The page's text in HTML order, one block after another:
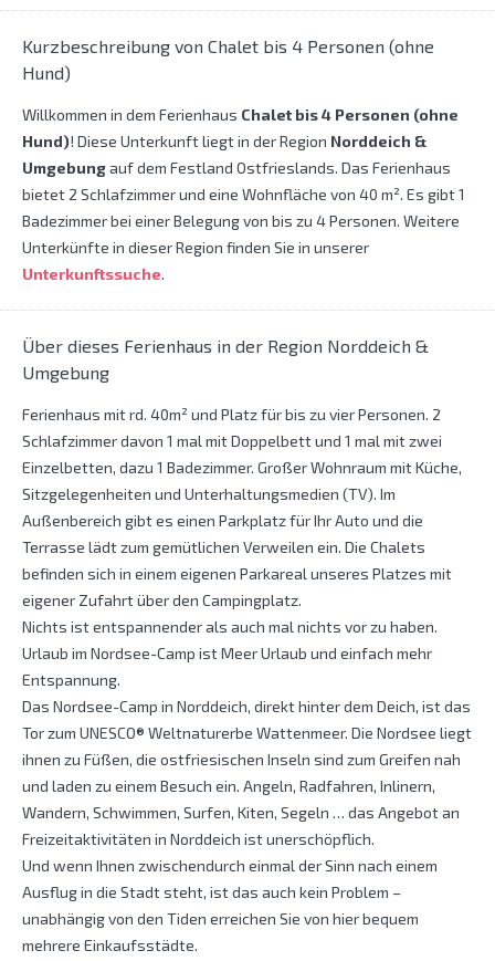
Kurzbeschreibung von Chalet bis 4 Personen (ohne
Hund)
Willkommen in dem Ferienhaus Chalet bis 4 Personen (ohne
Hund)! Diese Unterkunft liegt in der Region Norddeich &
Umgebungauf dem Festland Ostfrieslands. Das Ferienhaus
bietet 2 Schlafzimmer und eine Wohnfläche von 40 m². Es gibt 1
Badezimmer bei einer Belegung von bis zu 4 Personen. Weitere
Unterkünfte in dieser Region finden Sie in unserer
Unterkunftssuche.
Über dieses Ferienhaus in der Region Norddeich &
Umgebung
Ferienhaus mit rd. 40m² und Platz für bis zu vier Personen. 2
Schlafzimmer davon 1 mal mit Doppelbett und 1 mal mit zwei
Einzelbetten, dazu 1 Badezimmer. Großer Wohnraum mit Küche,
Sitzgelegenheiten und Unterhaltungsmedien (TV). Im
Außenbereich gibt es einen Parkplatz für Ihr Auto und die
Terrasse lädt zum gemütlichen Verweilen ein. Die Chalets
befinden sich in einem eigenen Parkareal unseres Platzes mit
eigener Zufahrt über den Campingplatz.
Nichts ist entspannender als auch mal nichts vor zu haben.
Urlaub im Nordsee-Camp ist Meer Urlaub und einfach mehr
Entspannung.
Das Nordsee-Camp in Norddeich, direkt hinter dem Deich, ist das
Tor zum UNESCO® Weltnaturerbe Wattenmeer. Die Nordsee liegt
ihnen zu Füßen, die ostfriesischen Inseln sind zum Greifen nah
und laden zu einem Besuch ein. Angeln, Radfahren, Inlinern,
Wandern, Schwimmen, Surfen, Kiten, Segeln … das Angebot an
Freizeitaktivitäten in Norddeich ist unerschöpflich.
Und wenn Ihnen zwischendurch einmal der Sinn nach einem
Ausflug in die Stadt steht, ist das auch kein Problem –
unabhängig von den Tiden erreichen Sie von hier bequem
mehrere Einkaufsstädte.